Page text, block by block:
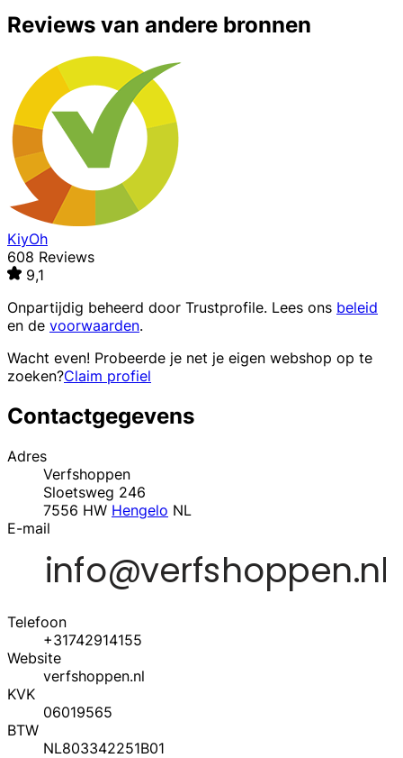
Reviews van andere bronnen
KiyOh
608 Reviews
9,1
Onpartijdig beheerd door Trustprofile. Lees ons beleid
en de voorwaarden.
Wacht even! Probeerde je net je eigen webshop op te
zoeken?Claim profiel
Contactgegevens
Adres
Verfshoppen
Sloetsweg 246
7556 HW Hengelo NL
E-mail
Telefoon
+31742914155
Website
verfshoppen.nl
KVK
06019565
BTW
NL803342251B01